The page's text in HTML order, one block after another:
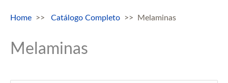
Home Catálogo Completo Melaminas
Melaminas